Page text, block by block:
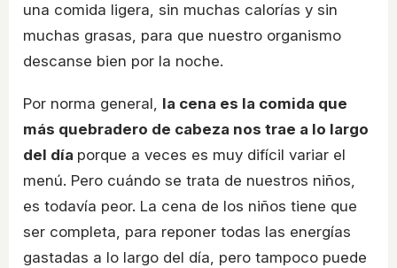
una comida ligera, sin muchas calorías y sin
muchas grasas, para que nuestro organismo
descanse bien por la noche.
Por norma general, la cena es la comida que
más quebradero de cabeza nos trae a lo largo
del día porque a veces es muy difícil variar el
menú. Pero cuándo se trata de nuestros niños,
es todavía peor. La cena de los niños tiene que
ser completa, para reponer todas las energías
gastadas a lo largo del día, pero tampoco puede